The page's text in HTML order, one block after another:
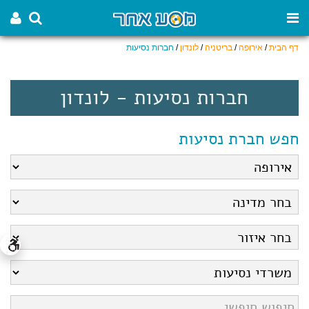
דף הבית/ אירופה/ בריטניה/ לונדון / חברות נסיעות
חברות נסיעות - לונדון
חפש חברת נסיעות